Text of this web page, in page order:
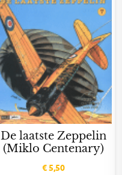
De laatste Zeppelin
(Miklo Centenary)
€5,50